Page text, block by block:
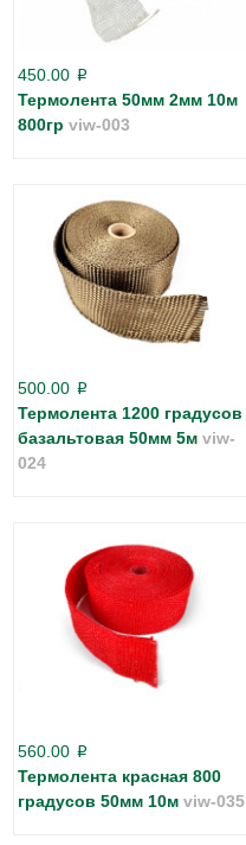
450.00 p
Термолента 50мм 2мм 10м
800гр viw-003
500.00 p
Термолента 1200 градусов
базальтовая 50мм 5м viw-
024
560.00 p
Термолента красная 800
градусов 50мм 10м viw-035